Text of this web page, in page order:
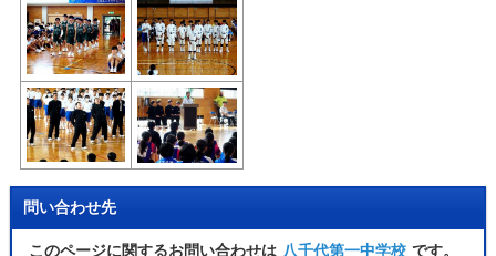
問い合わせ先
このページに関するお問い合わせは 八千代第一中学校 です。